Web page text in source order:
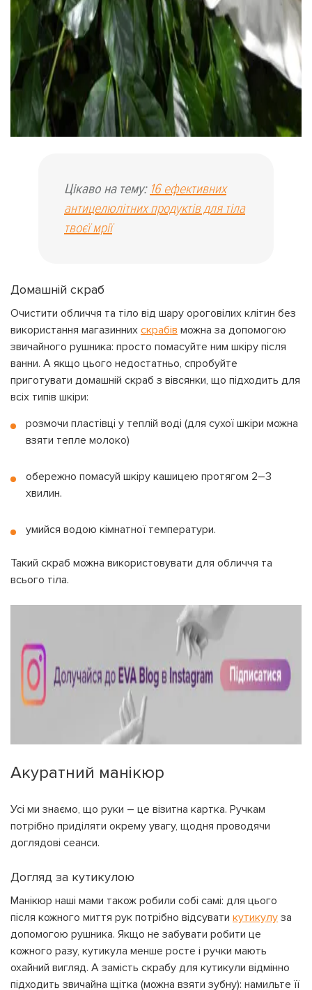
Цікаво на тему: 16 ефективних
антицелюлітних продуктів для тіла
твоєї мрії
Домашній скраб
Очистити обличчя та тіло від шару ороговілих клітин без
використання магазинних скрабів можна за допомогою
звичайного рушника: просто помасуйте ним шкіру після
ванни. А якщо цього недостатньо, спробуйте
приготувати домашній скраб з вівсянки, що підходить для
всіх типів шкіри:
розмочи пластівці у теплій воді (для сухої шкіри можна
взяти тепле молоко)
обережно помасуй шкіру кашицею протягом 2–3
хвилин.
умийся водою кімнатної температури.
Такий скраб можна використовувати для обличчя та
всього тіла.
Акуратний манікюр
Усі ми знаємо, що руки – це візитна картка. Ручкам
потрібно приділяти окрему увагу, щодня проводячи
доглядові сеанси.
Догляд за кутикулою
Манікюр наші мами також робили собі самі: для цього
після кожного миття рук потрібно відсувати кутикулу за
допомогою рушника. Якщо не забувати робити це
кожного разу, кутикула менше росте і ручки мають
охайний вигляд. А замість скрабу для кутикули відмінно
підходить звичайна щітка (можна взяти зубну): намильте її